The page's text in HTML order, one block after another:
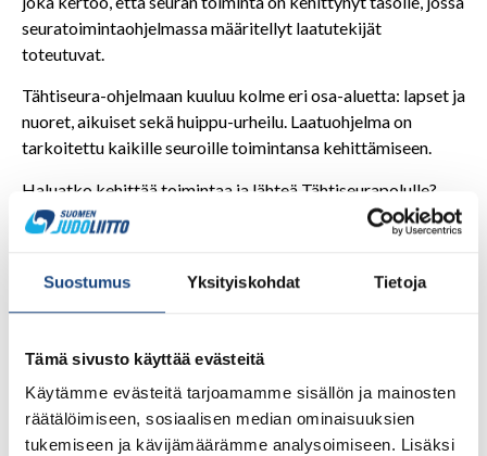
Suostumus Yksityiskohdat Tietoja
Tämä sivusto käyttää evästeitä
Käytämme evästeitä tarjoamamme sisällön ja mainosten
räätälöimiseen, sosiaalisen median ominaisuuksien
tukemiseen ja kävijämäärämme analysoimiseen. Lisäksi
seuratoimintaohjelmassa määritellyt laatutekijät
toteutuvat.
Tähtiseura-ohjelmaan kuuluu kolme eri osa-aluetta: lapset ja
nuoret, aikuiset sekä huippu-urheilu. Laatuohjelma on
tarkoitettu kaikille seuroille toimintansa kehittämiseen.
Haluatko kehittää toimintaa ja lähteä Tähtiseurapolulle?
Ole yhteydessä koulutus- ja seurakehityspäällikkö Katri
Forsseliin.
seurakehityspäällikkö
050 322 6090